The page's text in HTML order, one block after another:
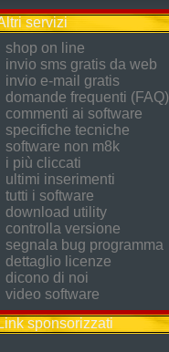
servizi
shop on line
invio sms gratis da web
invio e-mail gratis
domande frequenti (FAQ)
commenti ai software
specifiche tecniche
software non m8k
i più cliccati
ultimi inserimenti
tutti i software
download utility
controlla versione
segnala bug programma
dettaglio licenze
dicono di noi
video software
sponsorizzati